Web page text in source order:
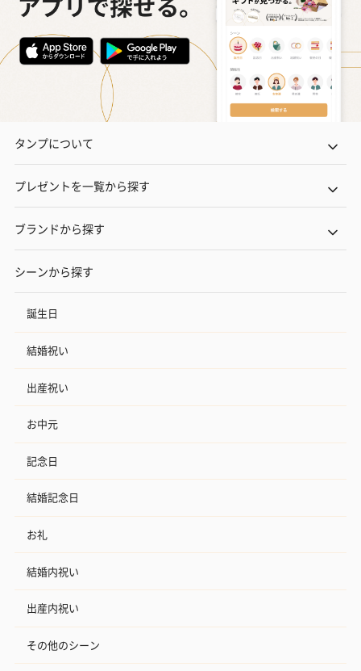
タンプについて
プレゼントを一覧から探す
ブランドから探す
シーンから探す
誕生日
結婚祝い
出産祝い
お中元
記念日
結婚記念日
お礼
結婚内祝い
出産内祝い
その他のシーン